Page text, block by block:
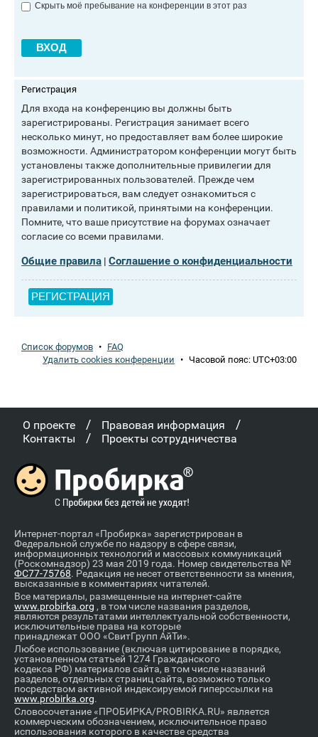
Скрыть моё пребывание на конференции в этот раз
Регистрация
Для входа на конференцию вы должны быть
зарегистрированы. Регистрация занимает всего
несколько минут, но предоставляет вам более широкие
возможности. Администратором конференции могут быть
установлены также дополнительные привилегии для
зарегистрированных пользователей. Прежде чем
зарегистрироваться, вам следует ознакомиться с
правилами и политикой, принятыми на конференции.
Помните, что ваше присутствие на форумах означает
согласие со всеми правилами.
Общие правила | Соглашение о конфиденциальности
РЕГИСТРАЦИЯ
Список форумов • FAQ
Удалить cookies конференции • Часовой пояс: UTC+03:00
О проекте / Правовая информация /
Контакты / Проекты сотрудничества
Интернет-портал «Пробирка» зарегистрирован в
Федеральной службе по надзору в сфере связи,
информационных технологий и массовых коммуникаций
(Роскомнадзор) 23 мая 2019 года. Номер свидетельства №
ФС77-75768. Редакция не несет ответственности за мнения,
высказанные в комментариях читателей.
Все материалы, размещенные на интернет-сайте
www.probirka.org , в том числе названия разделов,
являются результатами интеллектуальной собственности,
исключительные права на которые
принадлежат ООО «СвитГрупп АйТи».
Любое использование (включая цитирование в порядке,
установленном статьей 1274 Гражданского
кодекса РФ) материалов сайта, в том числе названий
разделов, отдельных страниц сайта, возможно только
посредством активной индексируемой гиперссылки на
www.probirka.org.
Словосочетание «ПРОБИРКА/PROBIRKA.RU» является
коммерческим обозначением, исключительное право
использования которого в качестве средства